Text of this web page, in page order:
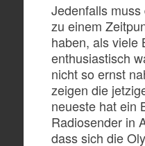
Jedenfalls
zu einem
haben, als viele
enthusiastisch
nicht so ernst
zeigen die
neueste hat ein
Radiosender in
dass sich die